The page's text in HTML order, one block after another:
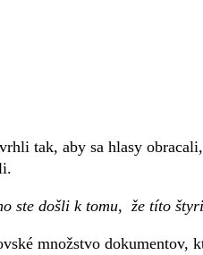
tak, aby sa hlasy obracali,
ste došli k tomu, že títo
množstvo dokumentov,